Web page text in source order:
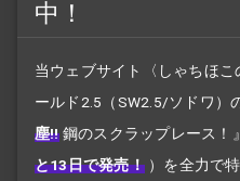
中！
当ウェブサイト〈しゃちほ
ールド2.5（SW2.5/ソドワ）
塵!! 鋼のスクラップレース！』
と13日で発売！ ）を全力で